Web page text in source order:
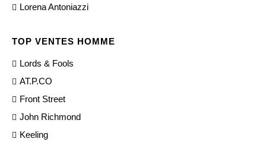
Lorena Antoniazzi
TOP VENTES HOMME
Lords & Fools
AT.P.CO
Front Street
John Richmond
Keeling